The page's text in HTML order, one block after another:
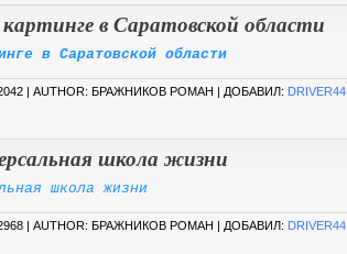
в Саратовской области
в Саратовской области
| AUTHOR: БРАЖНИКОВ РОМАН | ДОБАВИЛ: DRIVER44
школа жизни
школа жизни
| AUTHOR: БРАЖНИКОВ РОМАН | ДОБАВИЛ: DRIVER44